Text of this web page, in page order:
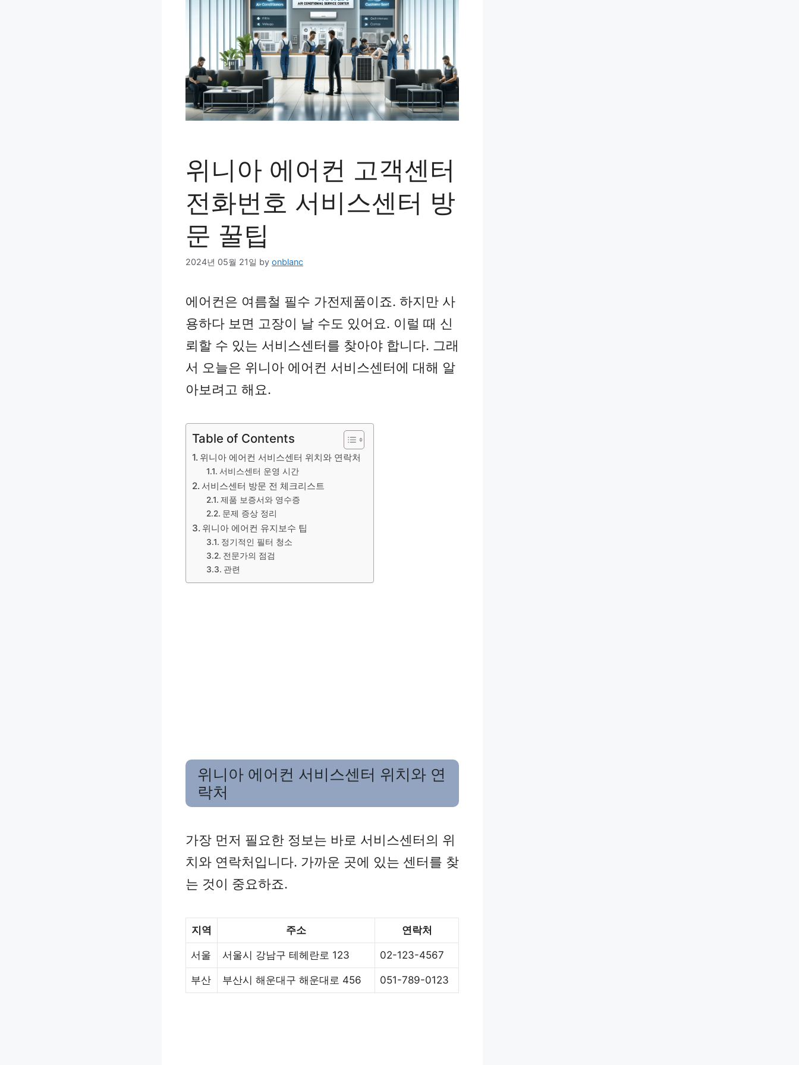
위니아 에어컨 고객센터
전화번호 서비스센터 방
문 꿀팁
2024년 05월 21일 by onblanc
에어컨은 여름철 필수 가전제품이죠. 하지만 사
용하다 보면 고장이 날 수도 있어요. 이럴 때 신
뢰할 수 있는 서비스센터를 찾아야 합니다. 그래
서 오늘은 위니아 에어컨 서비스센터에 대해 알
아보려고 해요.
Table of Contents
위니아 에어컨 서비스센터 위치와 연락처
서비스센터 운영 시간
서비스센터 방문 전 체크리스트
제품 보증서와 영수증
문제 증상 정리
위니아 에어컨 유지보수 팁
정기적인 필터 청소
전문가의 점검
관련
위니아 에어컨 서비스센터 위치와 연
락처
가장 먼저 필요한 정보는 바로 서비스센터의 위
치와 연락처입니다. 가까운 곳에 있는 센터를 찾
는 것이 중요하죠.
지역 주소 연락처
서울 서울시 강남구 테헤란로 123 02-123-4567
부산 부산시 해운대구 해운대로 456 051-789-0123